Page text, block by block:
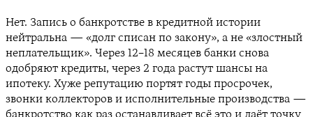
Нет. Запись о банкротстве в кредитной истории
нейтральна — «долг списан по закону», а не «злостный
неплательщик». Через 12–18 месяцев банки снова
одобряют кредиты, через 2 года растут шансы на
ипотеку. Хуже репутацию портят годы просрочек,
звонки коллекторов и исполнительные производства —
банкротство как раз останавливает всё это и даёт точку